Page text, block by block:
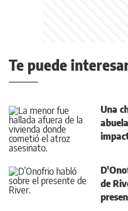
Te puede
Una
de